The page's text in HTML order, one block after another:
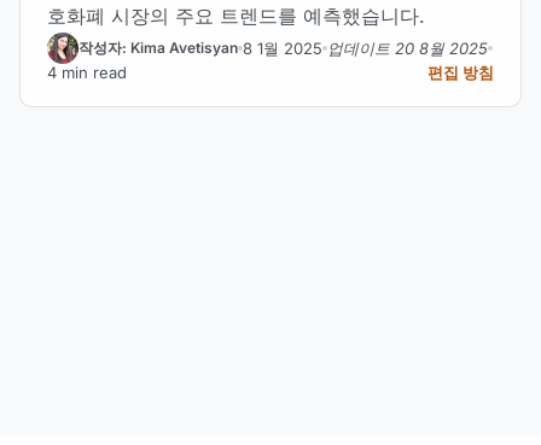
호화폐 시장의 주요 트렌드를 예측했습니다.
작성자: Kima Avetisyan 8 1월 2025 업데이트 20 8월 2025
4 min read
편집 방침